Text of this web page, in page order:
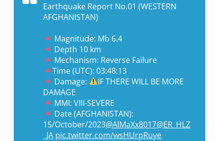
Earthquake Report No.01 (WESTERN
AFGHANISTAN)
Magnitude: Mb 6.4
Depth 10 km
Mechanism: Reverse Failure
Time (UTC): 03:48:13
Damage:
IF THERE WILL BE MORE
DAMAGE
MMI: VIII-SEVERE
Date (AFGHANISTAN):
15/October/2023@AlMaXx8017@ER_HLZ
_JA pic.twitter.com/wsHUrpRuye